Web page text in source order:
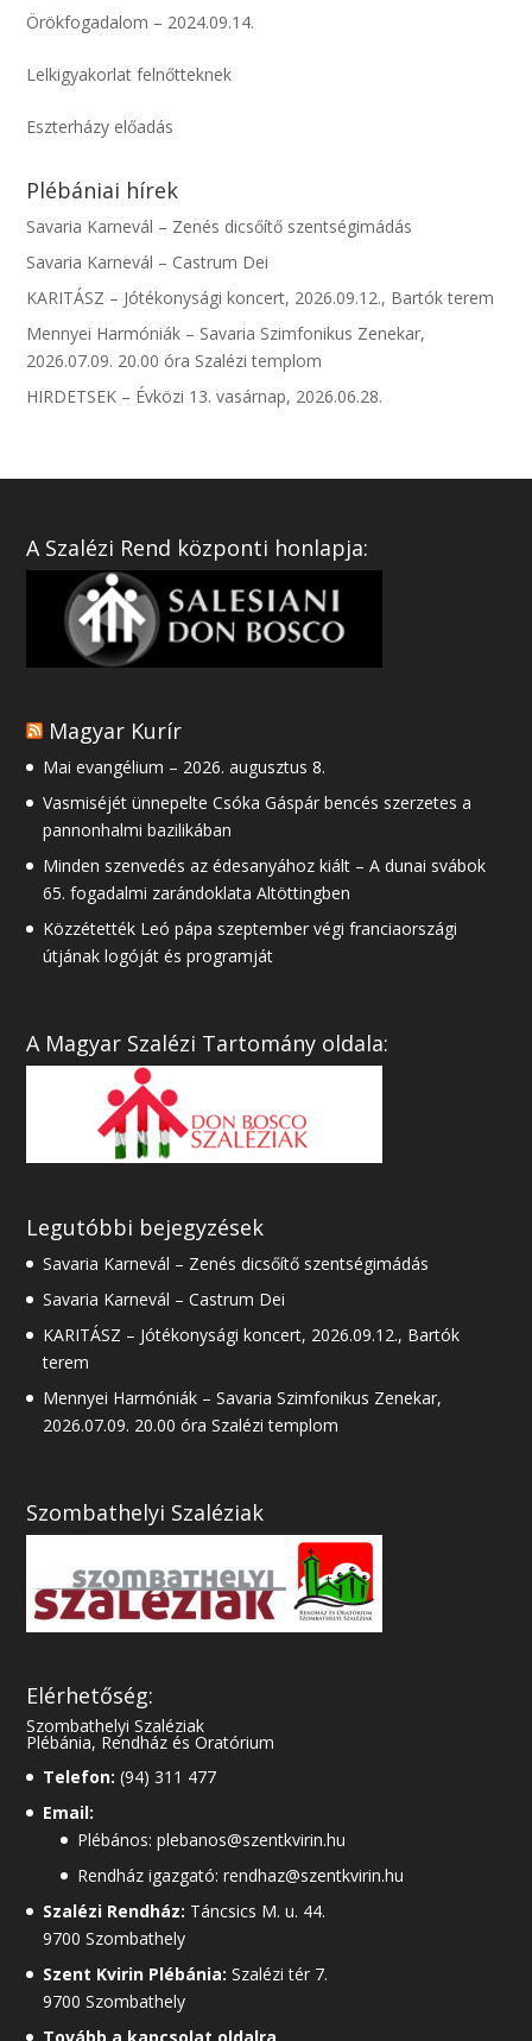
Örökfogadalom – 2024.09.14.
Lelkigyakorlat felnőtteknek
Eszterházy előadás
Plébániai hírek
Savaria Karnevál – Zenés dicsőítő szentségimádás
Savaria Karnevál – Castrum Dei
KARITÁSZ – Jótékonysági koncert, 2026.09.12., Bartók terem
Mennyei Harmóniák – Savaria Szimfonikus Zenekar,
2026.07.09. 20.00 óra Szalézi templom
HIRDETSEK – Évközi 13. vasárnap, 2026.06.28.
A Szalézi Rend központi honlapja:
Magyar Kurír
Mai evangélium – 2026. augusztus 8.
Vasmiséjét ünnepelte Csóka Gáspár bencés szerzetes a
pannonhalmi bazilikában
Minden szenvedés az édesanyához kiált – A dunai svábok
65. fogadalmi zarándoklata Altöttingben
Közzétették Leó pápa szeptember végi franciaországi
útjának logóját és programját
A Magyar Szalézi Tartomány oldala:
Legutóbbi bejegyzések
Savaria Karnevál – Zenés dicsőítő szentségimádás
Savaria Karnevál – Castrum Dei
KARITÁSZ – Jótékonysági koncert, 2026.09.12., Bartók
terem
Mennyei Harmóniák – Savaria Szimfonikus Zenekar,
2026.07.09. 20.00 óra Szalézi templom
Szombathelyi Szaléziak
Elérhetőség:
Szombathelyi Szaléziak
Plébánia, Rendház és Oratórium
Telefon:(94) 311 477
Email:
Plébános: plebanos@szentkvirin.hu
Rendház igazgató: rendhaz@szentkvirin.hu
Szalézi Rendház: Táncsics M. u. 44.
9700 Szombathely
Szent Kvirin Plébánia: Szalézi tér 7.
9700 Szombathely